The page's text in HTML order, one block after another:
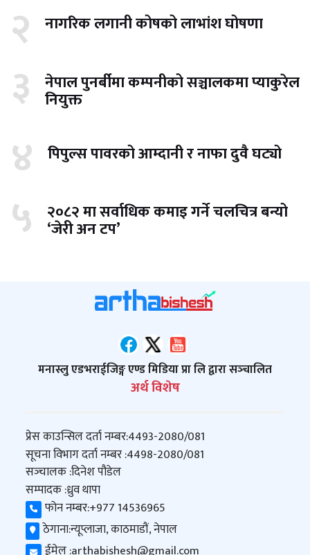
२ नागरिक लगानी कोषको लाभांश घोषणा
३ नेपाल पुनर्बीमा कम्पनीको सञ्चालकमा प्याकुरेल
नियुक्त
४ पिपुल्स पावरको आम्दानी र नाफा दुवै घट्यो
५ २०८२ मा सर्वाधिक कमाइ गर्ने चलचित्र बन्यो
‘जेरी अन टप’
मनास्लु एडभराईजिङ्ग एण्ड मिडिया प्रा लि द्वारा सञ्‍चालित
अर्थ विशेष
प्रेस काउन्सिल दर्ता नम्बर:4493-2080/081
सूचना विभाग दर्ता नम्बर :4498-2080/081
सञ्‍चालक :दिनेश पौडेल
सम्पादक :ध्रुव थापा
फोन नम्बर:+977 14536965
ठेगाना:न्यूप्लाजा, काठमाडौं, नेपाल
ईमेल :arthabishesh@gmail.com